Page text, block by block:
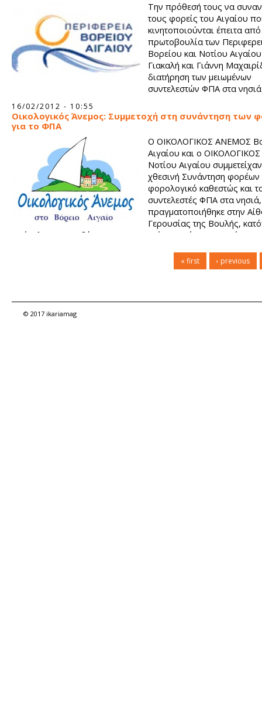
Την πρόθεσή τους να
τους φορείς του Αιγαίου
κινητοποιούνται έπειτα από
πρωτοβουλία των
Βορείου και Νοτίου
Γιακαλή και Γιάννη
διατήρηση των μειωμένων
συντελεστών ΦΠΑ στα
16/02/2012 - 10:55
Οικολογικός Άνεμος: Συμμετοχή στη συνάντηση των
για το ΦΠΑ
Ο ΟΙΚΟΛΟΓΙΚΟΣ ΑΝΕΜΟΣ
Αιγαίου και ο
Νοτίου Αιγαίου
χθεσινή Συνάντηση φορέων
φορολογικό καθεστώς και
συντελεστές ΦΠΑ στα
πραγματοποιήθηκε στην
Γερουσίας της Βουλής,
πρόσκλησης των δύο Περιφερειαρχών Βορείου και Νοτίου
« first ‹ previous
© 2017 ikariamag